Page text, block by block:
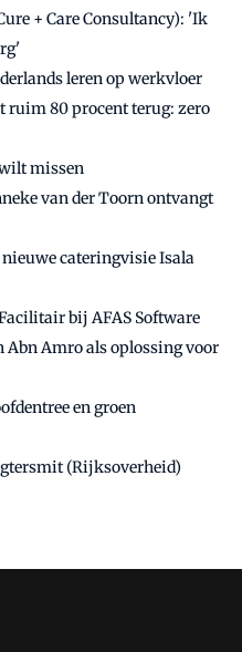
+ Care Consultancy): 'Ik
leren op werkvloer
ruim 80 procent terug: zero
missen
van der Toorn ontvangt
cateringvisie Isala
bij AFAS Software
Abn Amro als oplossing voor
en groen
(Rijksoverheid)